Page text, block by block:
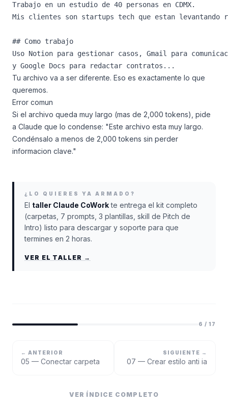
Trabajo en un estudio de 40 personas en CDMX.
Mis clientes son startups tech que estan levantando
## Como trabajo
Uso Notion para gestionar casos, Gmail para
Tu archivo va a ser diferente. Eso es exactamente lo que
queremos.
Error comun
Si el archivo queda muy largo (mas de 2,000 tokens), pide
a Claude que lo condense: "Este archivo esta muy largo.
Condénsalo a menos de 2,000 tokens sin perder
informacion clave."
¿LO QUIERES YA ARMADO?
El taller Claude CoWorkte entrega el kit completo
(carpetas, 7 prompts, 3 plantillas, skill de Pitch de
Intro) listo para descargar y soporte para que
termines en 2 horas.
VER EL TALLER →
6 / 17
← ANTERIOR
05 — Conectar carpeta
SIGUIENTE →
07 — Crear estilo anti ia
VER ÍNDICE COMPLETO